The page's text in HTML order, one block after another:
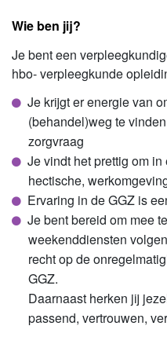
Wie ben jij?
Je bent een
hbo- verpleegkunde
Je krijgt er energie van
(behandel)weg te
zorgvraag
Je vindt het prettig om
hectische,
Ervaring in de GGZ is
Je bent bereid om mee
weekenddiensten
recht op de
GGZ.
Daarnaast herken jij
passend, vertrouwen,